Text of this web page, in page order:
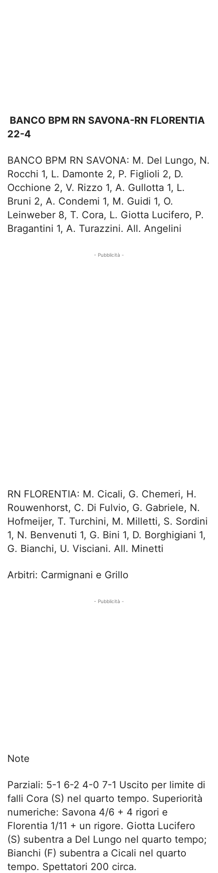
BANCO BPM RN SAVONA-RN FLORENTIA
22-4
BANCO BPM RN SAVONA: M. Del Lungo, N.
Rocchi 1, L. Damonte 2, P. Figlioli 2, D.
Occhione 2, V. Rizzo 1, A. Gullotta 1, L.
Bruni 2, A. Condemi 1, M. Guidi 1, O.
Leinweber 8, T. Cora, L. Giotta Lucifero, P.
Bragantini 1, A. Turazzini. All. Angelini
- Pubblicità -
RN FLORENTIA: M. Cicali, G. Chemeri, H.
Rouwenhorst, C. Di Fulvio, G. Gabriele, N.
Hofmeijer, T. Turchini, M. Milletti, S. Sordini
1, N. Benvenuti 1, G. Bini 1, D. Borghigiani 1,
G. Bianchi, U. Visciani. All. Minetti
Arbitri: Carmignani e Grillo
- Pubblicità -
Note
Parziali: 5-1 6-2 4-0 7-1 Uscito per limite di
falli Cora (S) nel quarto tempo. Superiorità
numeriche: Savona 4/6 + 4 rigori e
Florentia 1/11 + un rigore. Giotta Lucifero
(S) subentra a Del Lungo nel quarto tempo;
Bianchi (F) subentra a Cicali nel quarto
tempo. Spettatori 200 circa.